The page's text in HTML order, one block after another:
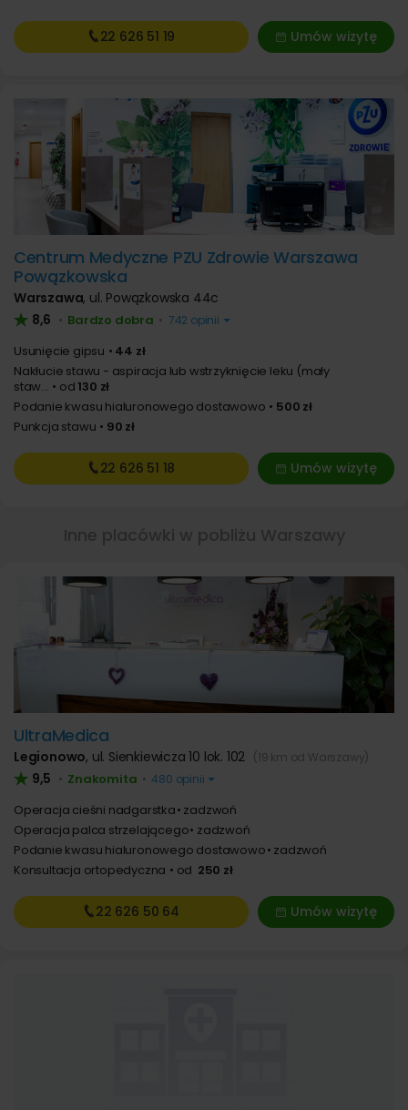
Umów wizytę
22 626 51 19
Centrum Medyczne PZU Zdrowie Warszawa
Powązkowska
Warszawa, ul. Powązkowska 44c
8,6 • Bardzo dobra • 742 opinii
Usunięcie gipsu
44 zł
Nakłucie stawu - aspiracja lub wstrzyknięcie leku (mały
staw...
od130 zł
Podanie kwasu hialuronowego dostawowo
500 zł
Punkcja stawu
90 zł
Umów wizytę
22 626 51 18
UltraMedica
Legionowo, ul. Sienkiewicza 10 lok. 102 (19 km od Warszawy)
9,5 • Znakomita • 480 opinii
Operacja cieśni nadgarstka zadzwoń
Operacja palca strzelającego zadzwoń
Podanie kwasu hialuronowego dostawowo zadzwoń
Konsultacja ortopedyczna
od 250 zł
Umów wizytę
22 626 50 64